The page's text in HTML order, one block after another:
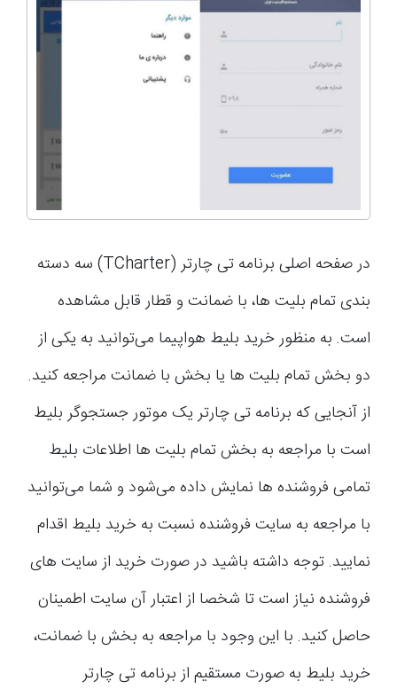
در صفحه اصلی برنامه تی چارتر (TCharter) سه دسته
بندی تمام بلیت ها، با ضمانت و قطار قابل مشاهده
است. به منظور خرید بلیط هواپیما می‌توانید به یکی از
دو بخش تمام بلیت ها یا بخش با ضمانت مراجعه کنید.
از آنجایی که برنامه تی چارتر یک موتور جستجوگر بلیط
است با مراجعه به بخش تمام بلیت ها اطلاعات بلیط
تمامی فروشنده ها نمایش داده می‌شود و شما می‌توانید
با مراجعه به سایت فروشنده نسبت به خرید بلیط اقدام
نمایید. توجه داشته باشید در صورت خرید از سایت های
فروشنده نیاز است تا شخصا از اعتبار آن سایت اطمینان
حاصل کنید. با این وجود با مراجعه به بخش با ضمانت،
خرید بلیط به صورت مستقیم از برنامه تی چارتر